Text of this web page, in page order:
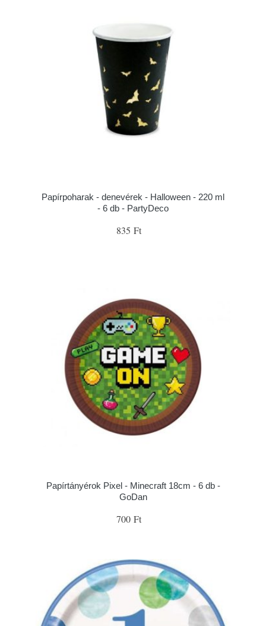
Papírpoharak - denevérek - Halloween - 220 ml
- 6 db - PartyDeco
835 Ft
Papírtányérok Pixel - Minecraft 18cm - 6 db -
GoDan
700 Ft